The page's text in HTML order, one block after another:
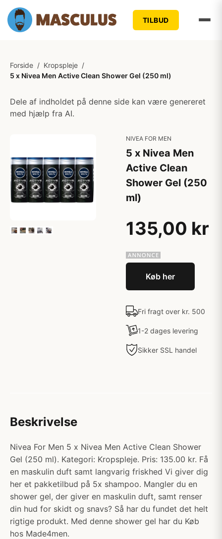
TILBUD
Forside / Kropspleje /
5 x Nivea Men Active Clean Shower Gel (250 ml)
Dele af indholdet på denne side kan være genereret
med hjælp fra AI.
NIVEA FOR MEN
5 x Nivea Men
Active Clean
Shower Gel (250
ml)
135,00 kr
Køb her
Fri fragt over kr. 500
1-2 dages levering
Sikker SSL handel
Beskrivelse
Nivea For Men 5 x Nivea Men Active Clean Shower
Gel (250 ml). Kategori: Kropspleje. Pris: 135.00 kr. Få
en maskulin duft samt langvarig friskhed Vi giver dig
her et pakketilbud på 5x shampoo. Mangler du en
shower gel, der giver en maskulin duft, samt renser
din hud for skidt og snavs? Så har du fundet det helt
rigtige produkt. Med denne shower gel har du Køb
hos Made4men.